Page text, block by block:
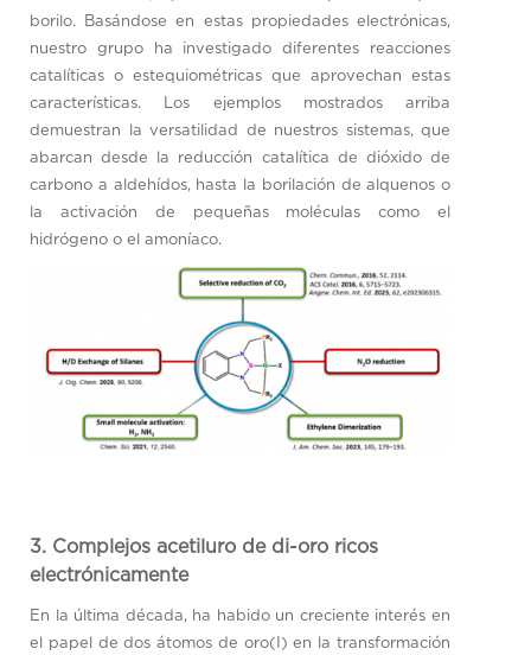
borilo. Basándose en estas propiedades electrónicas,
nuestro grupo ha investigado diferentes reacciones
catalíticas o estequiométricas que aprovechan estas
características. Los ejemplos mostrados arriba
demuestran la versatilidad de nuestros sistemas, que
abarcan desde la reducción catalítica de dióxido de
carbono a aldehídos, hasta la borilación de alquenos o
la activación de pequeñas moléculas como el
hidrógeno o el amoníaco.
3. Complejos acetiluro de di-oro ricos
electrónicamente
En la última década, ha habido un creciente interés en
el papel de dos átomos de oro(I) en la transformación